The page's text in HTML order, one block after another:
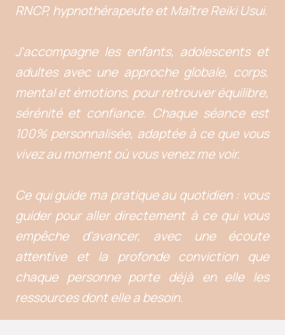
RNCP, hypnothérapeute et Maître Reiki Usui.
J'accompagne les enfants, adolescents et
adultes avec une approche globale, corps,
mental et émotions, pour retrouver équilibre,
sérénité et confiance. Chaque séance est
100% personnalisée, adaptée à ce que vous
vivez au moment où vous venez me voir.
Ce qui guide ma pratique au quotidien : vous
guider pour aller directement à ce qui vous
empêche d'avancer, avec une écoute
attentive et la profonde conviction que
chaque personne porte déjà en elle les
ressources dont elle a besoin.